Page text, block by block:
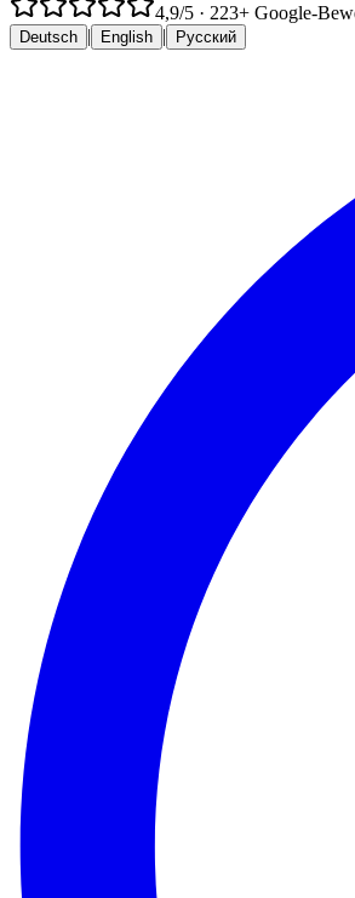
4,9/5 · 223+ Google-
Deutsch | English | Русский